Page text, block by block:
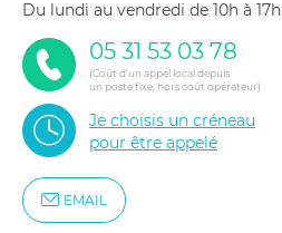
du lundi au vendredi de 10h à 17h
05 31 53 03 78
(Coût d'un appel local depuis
un poste fixe, hors coût opérateur)
Je choisis un créneau
pour être appelé
EMAIL